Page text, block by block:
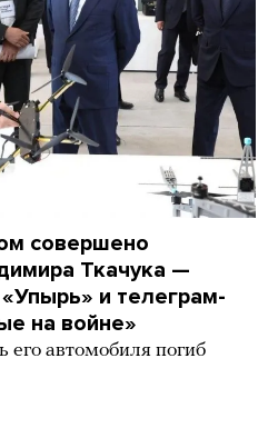
совершено
Ткачука —
и телеграм-
на войне»
автомобиля погиб